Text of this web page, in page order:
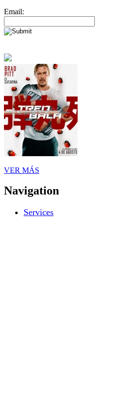
Email:
VER MÁS
Navigation
Services